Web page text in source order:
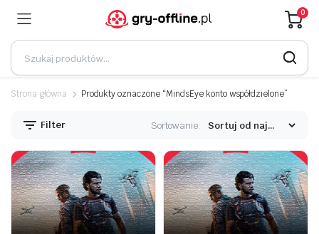
0
Strona główna Produkty oznaczone “MindsEye konto współdzielone”
Filter Sortowanie: